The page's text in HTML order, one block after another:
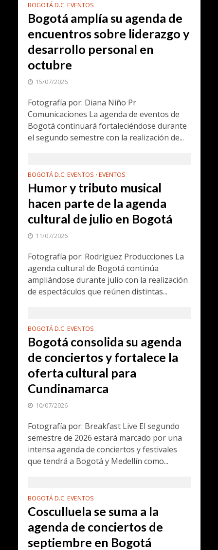
BOGOTÁ D.C. EVENTOS
Bogotá amplía su agenda de
encuentros sobre liderazgo y
desarrollo personal en
octubre
15/07/2026
Fotografía por: Diana Niño Pr
Comunicaciones La agenda de eventos de
Bogotá continuará fortaleciéndose durante
el segundo semestre con la realización de...
BOGOTÁ D.C. EVENTOS • EVENTOS
Humor y tributo musical
hacen parte de la agenda
cultural de julio en Bogotá
11/07/2026
Fotografía por: Rodríguez Producciones La
agenda cultural de Bogotá continúa
ampliándose durante julio con la realización
de espectáculos que reúnen distintas...
BOGOTÁ D.C. EVENTOS
Bogotá consolida su agenda
de conciertos y fortalece la
oferta cultural para
Cundinamarca
10/07/2026
Fotografía por: Breakfast Live El segundo
semestre de 2026 estará marcado por una
intensa agenda de conciertos y festivales
que tendrá a Bogotá y Medellín como...
BOGOTÁ D.C. EVENTOS
Cosculluela se suma a la
agenda de conciertos de
septiembre en Bogotá